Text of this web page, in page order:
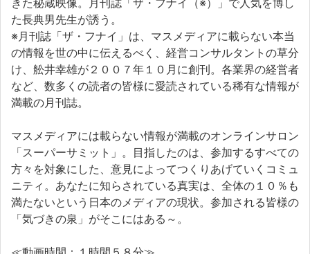
きた秘蔵映像。月刊誌「ザ・フナイ（※）」で人気を博し
た長典男先生が誘う。
※月刊誌「ザ・フナイ」は、マスメディアに載らない本当
の情報を世の中に伝えるべく、経営コンサルタントの草分
け、舩井幸雄が２００７年１０月に創刊。各業界の経営者
など、数多くの読者の皆様に愛読されている稀有な情報が
満載の月刊誌。
マスメディアには載らない情報が満載のオンラインサロン
「スーパーサミット」。目指したのは、参加するすべての
方々を対象にした、意見によってつくりあげていくコミュ
ニティ。あなたに知らされている真実は、全体の１０％も
満たないという日本のメディアの現状。参加される皆様の
「気づきの泉」がそこにはある～。